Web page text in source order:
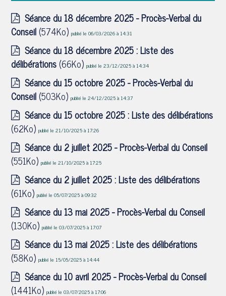
Séance du 18 décembre 2025 - Procès-Verbal du
Conseil(574Ko)publié le 06/03/2026 à 14:31
Séance du 18 décembre 2025 : Liste des
délibérations(66Ko)publié le 23/12/2025 à 14:34
Séance du 15 octobre 2025 - Procès-Verbal du
Conseil(503Ko)publié le 24/12/2025 à 14:37
Séance du 15 octobre 2025 : Liste des délibérations
(62Ko)publié le 21/10/2025 à 17:26
Séance du 2 juillet 2025 - Procès-Verbal du Conseil
(551Ko)publié le 21/10/2025 à 17:25
Séance du 2 juillet 2025 : Liste des délibérations
(61Ko)publié le 05/07/2025 à 09:32
Séance du 13 mai 2025 - Procès-Verbal du Conseil
(130Ko)publié le 03/07/2025 à 17:07
Séance du 13 mai 2025 : Liste des délibérations
(58Ko)publié le 15/05/2025 à 14:44
Séance du 10 avril 2025 - Procès-Verbal du Conseil
(1441Ko)publié le 03/07/2025 à 17:06